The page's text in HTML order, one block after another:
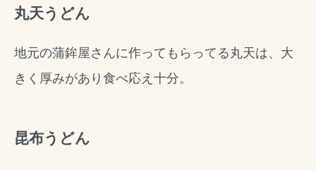
丸天うどん
地元の蒲鉾屋さんに作ってもらってる丸天は、大
きく厚みがあり食べ応え十分。
昆布うどん